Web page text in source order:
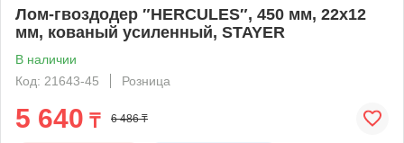
Лом-гвоздодер ″HERCULES″, 450 мм, 22х12
мм, кованый усиленный, STAYER
В наличии
Код: 21643-45
Розница
5 640 ₸ 6 486 ₸